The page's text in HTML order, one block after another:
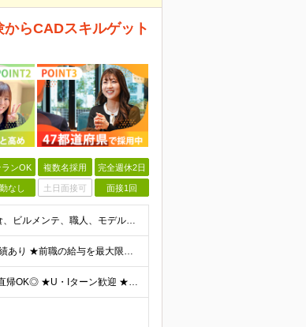
らCADスキルゲット
ランOK 複数名採用 完全週休2日
なし 土日面接可 面接1回
＼未経験・第二新卒・正社員デビュー大歓迎！／ ☆アパレルや飲食、ビルメンテ、職人、モデルなど、異業種出身の社員が多数活躍中です！ ■20～30代の若手中心に活躍中！ ■人物重視の採用 ■転職回数不問
★年収500万円も目指せる ★年収が前職より120万円アップした実績あり ★前職の給与を最大限に考慮します！ 【経験者】 ■月給35万円～80万円＋各種手当＋賞与年2回 【未経験者/首都圏】 ■月
★23区内や大阪市内など、全国47都道府県で積極採用中！ ★直行直帰OK◎ ★U・Iターン歓迎 ★会社都合の転勤なし！ ご家族の転勤などに合わせた勤務先の変更はOK◎ ★大阪・東京・名古屋・福岡への引